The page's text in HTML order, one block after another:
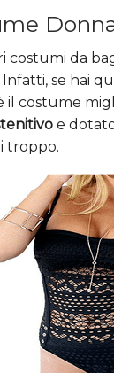
costumi da
Infatti, se hai
il costume
e
troppo.